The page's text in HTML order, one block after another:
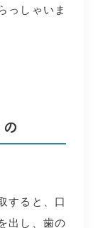
っしゃいま
すると、口
出し、歯の